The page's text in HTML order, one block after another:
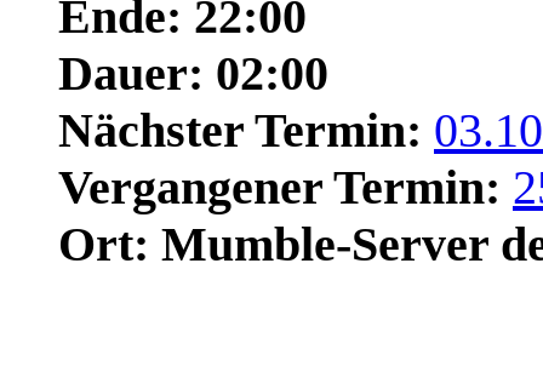
Ende: 22:00
Dauer: 02:00
Nächster Termin:
Vergangener Termin:
Ort: Mumble-Server